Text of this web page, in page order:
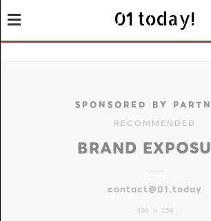
01 today!
SPONSORED BY
RECOMMENDED
BRAND
contact@01.today
300 X 250